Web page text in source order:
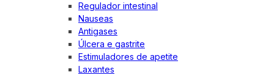
Regulador intestinal
Nauseas
Antigases
Úlcera e gastrite
Estimuladores de apetite
Laxantes